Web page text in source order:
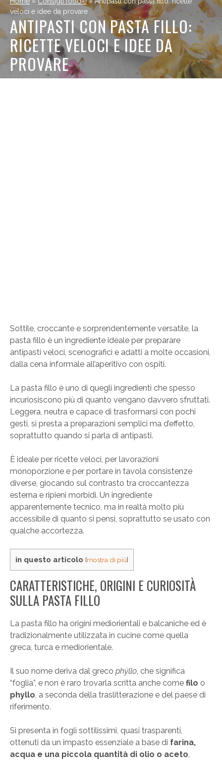
veloci e idee da provare
ANTIPASTI CON PASTA FILLO:
RICETTE VELOCI E IDEE DA
PROVARE
Sottile, croccante e sorprendentemente versatile, la
pasta fillo è un ingrediente ideale per preparare
antipasti veloci, scenografici e adatti a molte occasioni,
dalla cena informale all’aperitivo con ospiti.
La pasta fillo è uno di quegli ingredienti che spesso
incuriosiscono più di quanto vengano davvero sfruttati.
Leggera, neutra e capace di trasformarsi con pochi
gesti, si presta a preparazioni semplici ma d’effetto,
soprattutto quando si parla di antipasti.
È ideale per ricette veloci, per lavorazioni
monoporzione e per portare in tavola consistenze
diverse, giocando sul contrasto tra croccantezza
esterna e ripieni morbidi. Un ingrediente
apparentemente tecnico, ma in realtà molto più
accessibile di quanto si pensi, soprattutto se usato con
qualche accortezza.
in questo articolo [mostra di più]
CARATTERISTICHE, ORIGINI E CURIOSITÀ
SULLA PASTA FILLO
La pasta fillo ha origini mediorientali e balcaniche ed è
tradizionalmente utilizzata in cucine come quella
greca, turca e mediorientale.
Il suo nome deriva dal greco phýllo, che significa
“foglia”, e non è raro trovarla scritta anche come filo o
phyllo, a seconda della traslitterazione e del paese di
riferimento.
Si presenta in fogli sottilissimi, quasi trasparenti,
ottenuti da un impasto essenziale a base di farina,
acqua e una piccola quantità di olio o aceto,